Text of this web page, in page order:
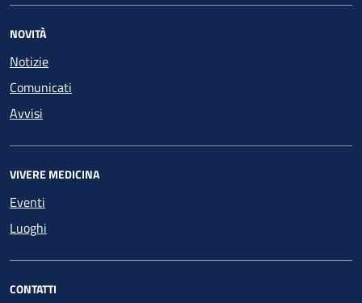
NOVITÀ
Notizie
Comunicati
Avvisi
VIVERE MEDICINA
Eventi
Luoghi
CONTATTI